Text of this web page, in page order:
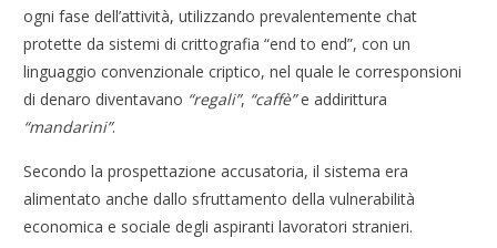
ogni fase dell’attività, utilizzando prevalentemente chat
protette da sistemi di crittografia “end to end”, con un
linguaggio convenzionale criptico, nel quale le corresponsioni
di denaro diventavano “regali”, “caffè”e addirittura
“mandarini”.
Secondo la prospettazione accusatoria, il sistema era
alimentato anche dallo sfruttamento della vulnerabilità
economica e sociale degli aspiranti lavoratori stranieri.